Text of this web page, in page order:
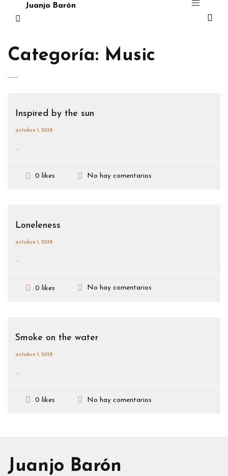
Juanjo Barón
Categoría: Music
Inspired by the sun
octubre 1, 2018
...
0 likes No hay comentarios
Loneleness
octubre 1, 2018
...
0 likes No hay comentarios
Smoke on the water
octubre 1, 2018
...
0 likes No hay comentarios
Juanjo Barón